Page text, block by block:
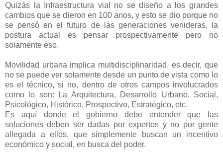
Quizás la Infraestructura vial no se diseño a los grandes
cambios que se dieron en 100 anos, y esto se dio porque no
se pensó en el futuro de las generaciones venideras, la
postura actual es pensar prospectivamente pero no
solamente eso.
Movilidad urbana implica multidisciplinaridad, es decir, que
no se puede ver solamente desde un punto de vista como lo
es el técnico, si no, dentro de otros campos involucrados
como lo son: La Arquitectura, Desarrollo Urbano, Social,
Psicológico, Histórico, Prospectivo, Estratégico, etc.
Es aquí donde el gobierno debe entender que las
soluciones deben ser dadas por expertos y no por gente
allegada a ellos, que simplemente buscan un incentivo
económico y social, en busca del poder.